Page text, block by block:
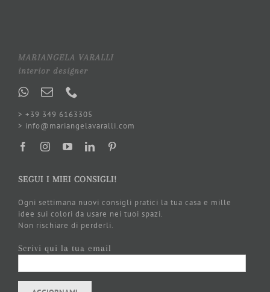
MARIANGELA VARALLI
interior designer
> +39 349 6163305
> info@mariangelavaralli.com
SEGUI I MIEI CONSIGLI!
Ogni settimana nuovi consigli pratici la tua casa e mille
idee sui colori da usare nei tuoi spazi.
Non rischiare di perderli.
Scrivi qui la tua email